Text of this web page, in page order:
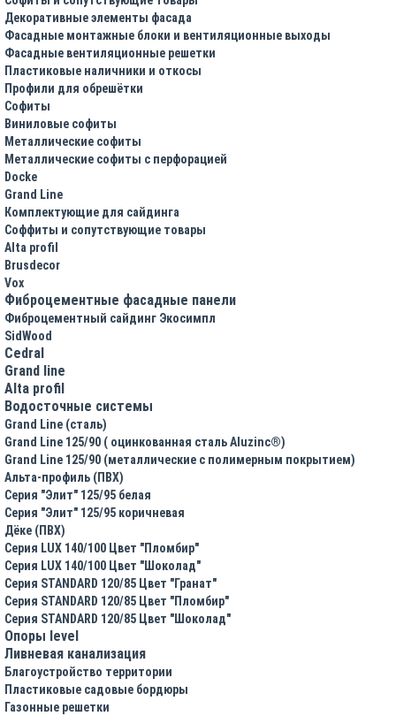
Декоративные элементы фасада
Фасадные монтажные блоки и вентиляционные выходы
Фасадные вентиляционные решетки
Пластиковые наличники и откосы
Профили для обрешётки
Софиты
Виниловые софиты
Металлические софиты
Металлические софиты с перфорацией
Docke
Grand Line
Комплектующие для сайдинга
Соффиты и сопутствующие товары
Alta profil
Brusdecor
Vox
Фиброцементные фасадные панели
Фиброцементный сайдинг Экосимпл
SidWood
Cedral
Grand line
Аlta profil
Водосточные системы
Grand Line (сталь)
Grand Line 125/90 ( оцинкованная сталь Aluzinc®)
Grand Line 125/90 (металлические с полимерным покрытием)
Альта-профиль (ПВХ)
Серия "Элит" 125/95 белая
Серия "Элит" 125/95 коричневая
Дёке (ПВХ)
Серия LUX 140/100 Цвет "Пломбир"
Серия LUX 140/100 Цвет "Шоколад"
Серия STANDARD 120/85 Цвет "Гранат"
Серия STANDARD 120/85 Цвет "Пломбир"
Серия STANDARD 120/85 Цвет "Шоколад"
Опоры level
Ливневая канализация
Благоустройство территории
Пластиковые садовые бордюры
Газонные решетки